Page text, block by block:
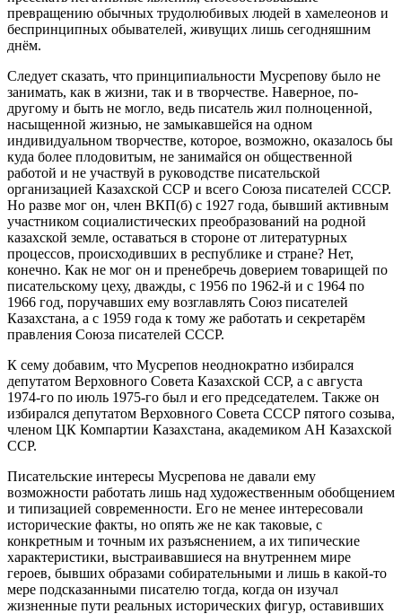
превращению обычных трудолюбивых людей в хамелеонов и
беспринципных обывателей, живущих лишь сегодняшним
днём.
Следует сказать, что принципиальности Мусрепову было не
занимать, как в жизни, так и в творчестве. Наверное, по-
другому и быть не могло, ведь писатель жил полноценной,
насыщенной жизнью, не замыкавшейся на одном
индивидуальном творчестве, которое, возможно, оказалось бы
куда более плодовитым, не занимайся он общественной
работой и не участвуй в руководстве писательской
организацией Казахской ССР и всего Союза писателей СССР.
Но разве мог он, член ВКП(б) с 1927 года, бывший активным
участником социалистических преобразований на родной
казахской земле, оставаться в стороне от литературных
процессов, происходивших в республике и стране? Нет,
конечно. Как не мог он и пренебречь доверием товарищей по
писательскому цеху, дважды, с 1956 по 1962-й и с 1964 по
1966 год, поручавших ему возглавлять Союз писателей
Казахстана, а с 1959 года к тому же работать и секретарём
правления Союза писателей СССР.
К сему добавим, что Мусрепов неоднократно избирался
депутатом Верховного Совета Казахской ССР, а с августа
1974-го по июль 1975-го был и его председателем. Также он
избирался депутатом Верховного Совета СССР пятого созыва,
членом ЦК Компартии Казахстана, академиком АН Казахской
ССР.
Писательские интересы Мусрепова не давали ему
возможности работать лишь над художественным обобщением
и типизацией современности. Его не менее интересовали
исторические факты, но опять же не как таковые, с
конкретным и точным их разъяснением, а их типические
характеристики, выстраивавшиеся на внутреннем мире
героев, бывших образами собирательными и лишь в какой-то
мере подсказанными писателю тогда, когда он изучал
жизненные пути реальных исторических фигур, оставивших